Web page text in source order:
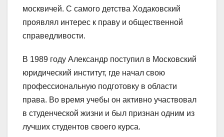
москвичей. С самого детства Ходаковский
проявлял интерес к праву и общественной
справедливости.
В 1989 году Александр поступил в Московский
юридический институт, где начал свою
профессиональную подготовку в области
права. Во время учебы он активно участвовал
в студенческой жизни и был признан одним из
лучших студентов своего курса.